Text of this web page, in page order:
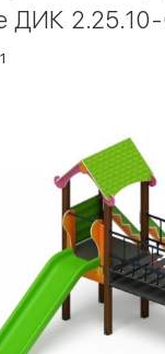
ДИК 2.25.10-